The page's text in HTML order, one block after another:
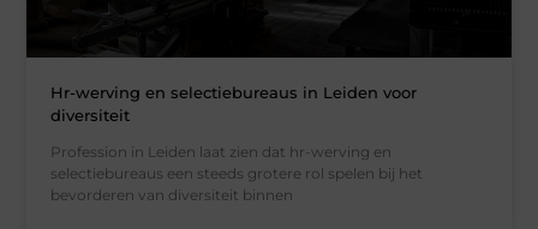
Hr-werving en selectiebureaus in Leiden voor
diversiteit
Profession in Leiden laat zien dat hr-werving en
selectiebureaus een steeds grotere rol spelen bij het
bevorderen van diversiteit binnen